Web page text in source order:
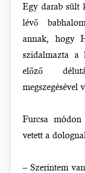
Egy darab sült
lévő
annak, hogy
szidalmazta
előző
megszegésével
Furcsa
vetett a
– Szerintem